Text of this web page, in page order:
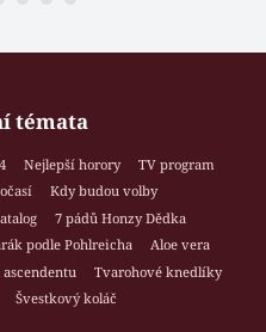
témata
Nejlepší horory
TV program
Kdy budou volby
7 pádů Honzy Dědka
podle Pohlreicha
Aloe vera
Tvarohové knedlíky
Švestkový koláč